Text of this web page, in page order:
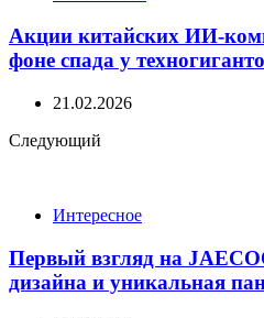
Акции китайских ИИ-
фоне спада у
21.02.2026
Следующий
Интересное
Первый взгляд на
дизайна и уникальная